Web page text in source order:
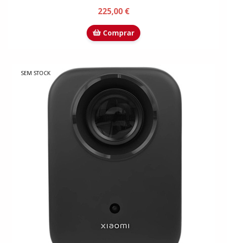
225,00 €
Comprar
SEM STOCK